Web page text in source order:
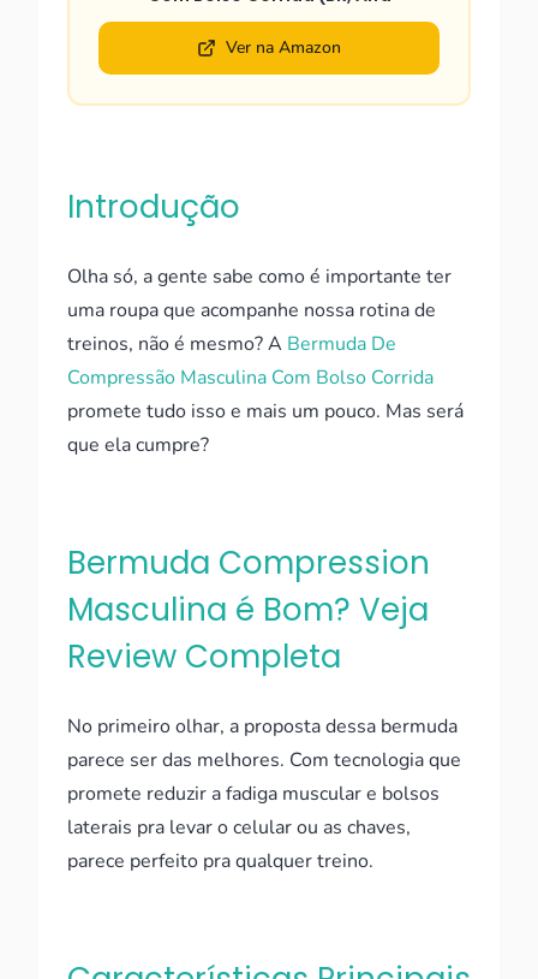
Ver na Amazon
Introdução
Olha só, a gente sabe como é importante ter
uma roupa que acompanhe nossa rotina de
treinos, não é mesmo? A Bermuda De
Compressão Masculina Com Bolso Corrida
promete tudo isso e mais um pouco. Mas será
que ela cumpre?
Bermuda Compression
Masculina é Bom? Veja
Review Completa
No primeiro olhar, a proposta dessa bermuda
parece ser das melhores. Com tecnologia que
promete reduzir a fadiga muscular e bolsos
laterais pra levar o celular ou as chaves,
parece perfeito pra qualquer treino.